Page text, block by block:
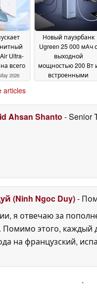
Ultra-
всего
2026
Новый пауэрбанк
Ugreen 25 000 мАч с
выходной
мощностью 200 Вт
встроенными
articles
Ahsan Shanto - Senior
(Ninh Ngoc Duy)-
я отвечаю за
Помимо этого,
на французский,
'